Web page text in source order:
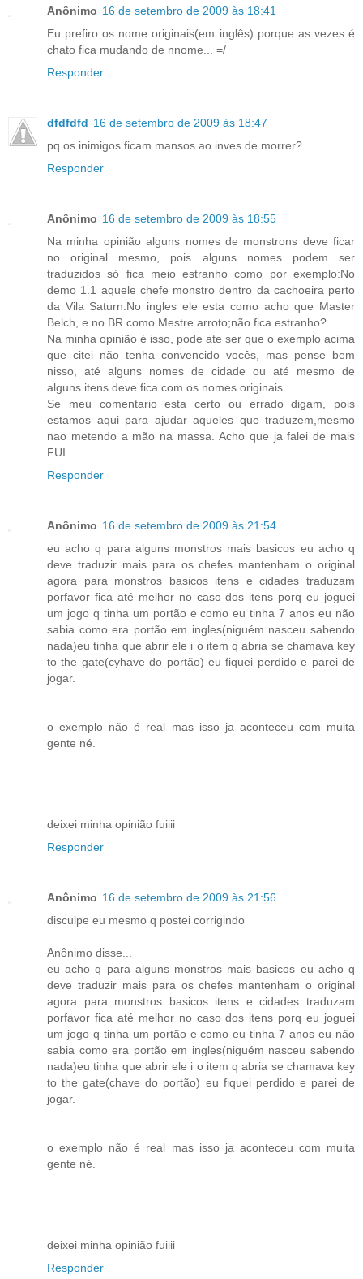
Anônimo 16 de setembro de 2009 às 18:41
Eu prefiro os nome originais(em inglês) porque as vezes é
chato fica mudando de nnome... =/
Responder
dfdfdfd 16 de setembro de 2009 às 18:47
pq os inimigos ficam mansos ao inves de morrer?
Responder
Anônimo 16 de setembro de 2009 às 18:55
Na minha opinião alguns nomes de monstrons deve ficar
no original mesmo, pois alguns nomes podem ser
traduzidos só fica meio estranho como por exemplo:No
demo 1.1 aquele chefe monstro dentro da cachoeira perto
da Vila Saturn.No ingles ele esta como acho que Master
Belch, e no BR como Mestre arroto;não fica estranho?
Na minha opinião é isso, pode ate ser que o exemplo acima
que citei não tenha convencido vocês, mas pense bem
nisso, até alguns nomes de cidade ou até mesmo de
alguns itens deve fica com os nomes originais.
Se meu comentario esta certo ou errado digam, pois
estamos aqui para ajudar aqueles que traduzem,mesmo
nao metendo a mão na massa. Acho que ja falei de mais
FUI.
Responder
Anônimo 16 de setembro de 2009 às 21:54
eu acho q para alguns monstros mais basicos eu acho q
deve traduzir mais para os chefes mantenham o original
agora para monstros basicos itens e cidades traduzam
porfavor fica até melhor no caso dos itens porq eu joguei
um jogo q tinha um portão e como eu tinha 7 anos eu não
sabia como era portão em ingles(niguém nasceu sabendo
nada)eu tinha que abrir ele i o item q abria se chamava key
to the gate(cyhave do portão) eu fiquei perdido e parei de
jogar.
o exemplo não é real mas isso ja aconteceu com muita
gente né.
deixei minha opinião fuiiii
Responder
Anônimo 16 de setembro de 2009 às 21:56
disculpe eu mesmo q postei corrigindo
Anônimo disse...
eu acho q para alguns monstros mais basicos eu acho q
deve traduzir mais para os chefes mantenham o original
agora para monstros basicos itens e cidades traduzam
porfavor fica até melhor no caso dos itens porq eu joguei
um jogo q tinha um portão e como eu tinha 7 anos eu não
sabia como era portão em ingles(niguém nasceu sabendo
nada)eu tinha que abrir ele i o item q abria se chamava key
to the gate(chave do portão) eu fiquei perdido e parei de
jogar.
o exemplo não é real mas isso ja aconteceu com muita
gente né.
deixei minha opinião fuiiii
Responder